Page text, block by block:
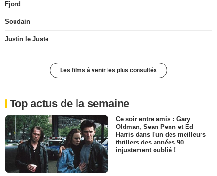
Fjord
Soudain
Justin le Juste
Les films à venir les plus consultés
Top actus de la semaine
Ce soir entre amis : Gary
Oldman, Sean Penn et Ed
Harris dans l'un des meilleurs
thrillers des années 90
injustement oublié !